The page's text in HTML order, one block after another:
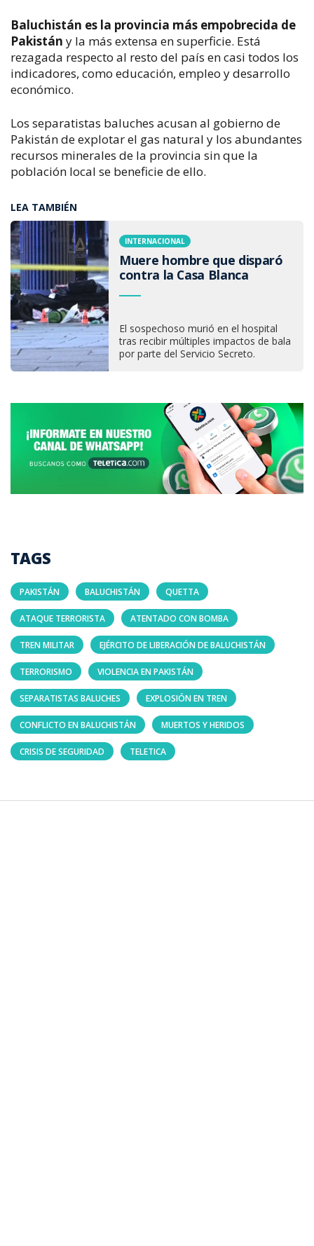
Baluchistán es la provincia más empobrecida de
Pakistán y la más extensa en superficie. Está
rezagada respecto al resto del país en casi todos los
indicadores, como educación, empleo y desarrollo
económico.
Los separatistas baluches acusan al gobierno de
Pakistán de explotar el gas natural y los abundantes
recursos minerales de la provincia sin que la
población local se beneficie de ello.
LEA TAMBIÉN
INTERNACIONAL
Muere hombre que disparó
contra la Casa Blanca
El sospechoso murió en el hospital
tras recibir múltiples impactos de bala
por parte del Servicio Secreto.
TAGS
PAKISTÁN BALUCHISTÁN QUETTA
ATAQUE TERRORISTA ATENTADO CON BOMBA
TREN MILITAR EJÉRCITO DE LIBERACIÓN DE BALUCHISTÁN
TERRORISMO VIOLENCIA EN PAKISTÁN
SEPARATISTAS BALUCHES EXPLOSIÓN EN TREN
CONFLICTO EN BALUCHISTÁN MUERTOS Y HERIDOS
CRISIS DE SEGURIDAD TELETICA